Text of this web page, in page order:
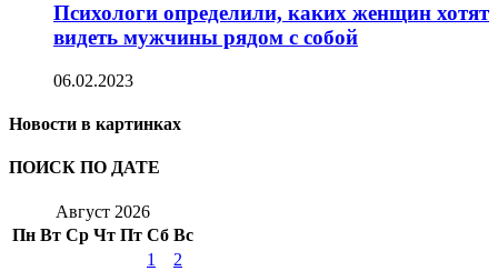
Психологи определили, каких женщин хотят
видеть мужчины рядом с собой
06.02.2023
Новости в картинках
ПОИСК ПО ДАТЕ
Август 2026
Пн Вт Ср Чт Пт Сб Вс
1
2